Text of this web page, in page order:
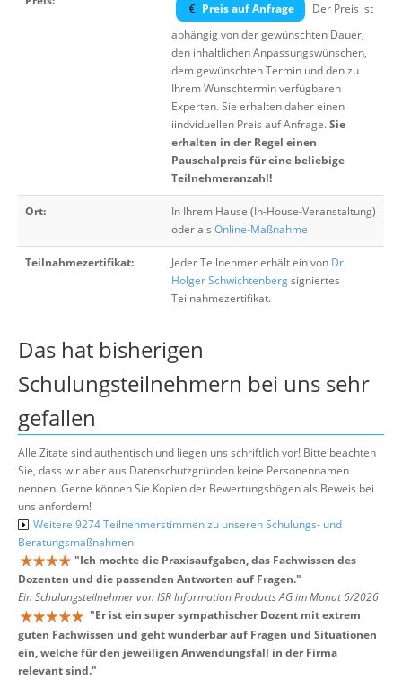
Preis auf Anfrage
Der Preis ist
abhängig von der gewünschten Dauer,
den inhaltlichen Anpassungswünschen,
dem gewünschten Termin und den zu
Ihrem Wunschtermin verfügbaren
Experten. Sie erhalten daher einen
iindviduellen Preis auf Anfrage.Sie
erhalten in der Regel einen
Pauschalpreis für eine beliebige
Teilnehmeranzahl!
Ort:
In Ihrem Hause (In-House-Veranstaltung)
oder als Online-Maßnahme
Teilnahmezertifikat: Jeder Teilnehmer erhält ein von Dr.
Holger Schwichtenbergsigniertes
Teilnahmezertifikat.
Das hat bisherigen
Schulungsteilnehmern bei uns sehr
gefallen
Alle Zitate sind authentisch und liegen uns schriftlich vor! Bitte beachten
Sie, dass wir aber aus Datenschutzgründen keine Personennamen
nennen. Gerne können Sie Kopien der Bewertungsbögen als Beweis bei
uns anfordern!
Weitere 9274 Teilnehmerstimmen zu unseren Schulungs- und
Beratungsmaßnahmen
"Ich mochte die Praxisaufgaben, das Fachwissen des
Dozenten und die passenden Antworten auf Fragen."
Ein Schulungsteilnehmer von ISR Information Products AG im Monat 6/2026
"Er ist ein super sympathischer Dozent mit extrem
guten Fachwissen und geht wunderbar auf Fragen und Situationen
ein, welche für den jeweiligen Anwendungsfall in der Firma
relevant sind."